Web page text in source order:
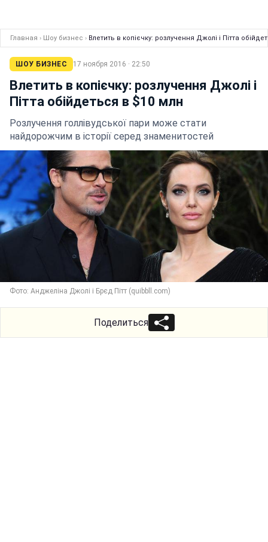
Главная › Шоу бизнес › Влетить в копієчку: розлучення Джолі і Пітта
ШОУ БИЗНЕС 17 ноября 2016 · 22:50
Влетить в копієчку: розлучення Джолі і
Пітта обійдеться в $10 млн
Розлучення голлівудської пари може стати
найдорожчим в історії серед знаменитостей
Фото: Анджеліна Джолі і Брєд Пітт (quibbll.com)
Поделиться